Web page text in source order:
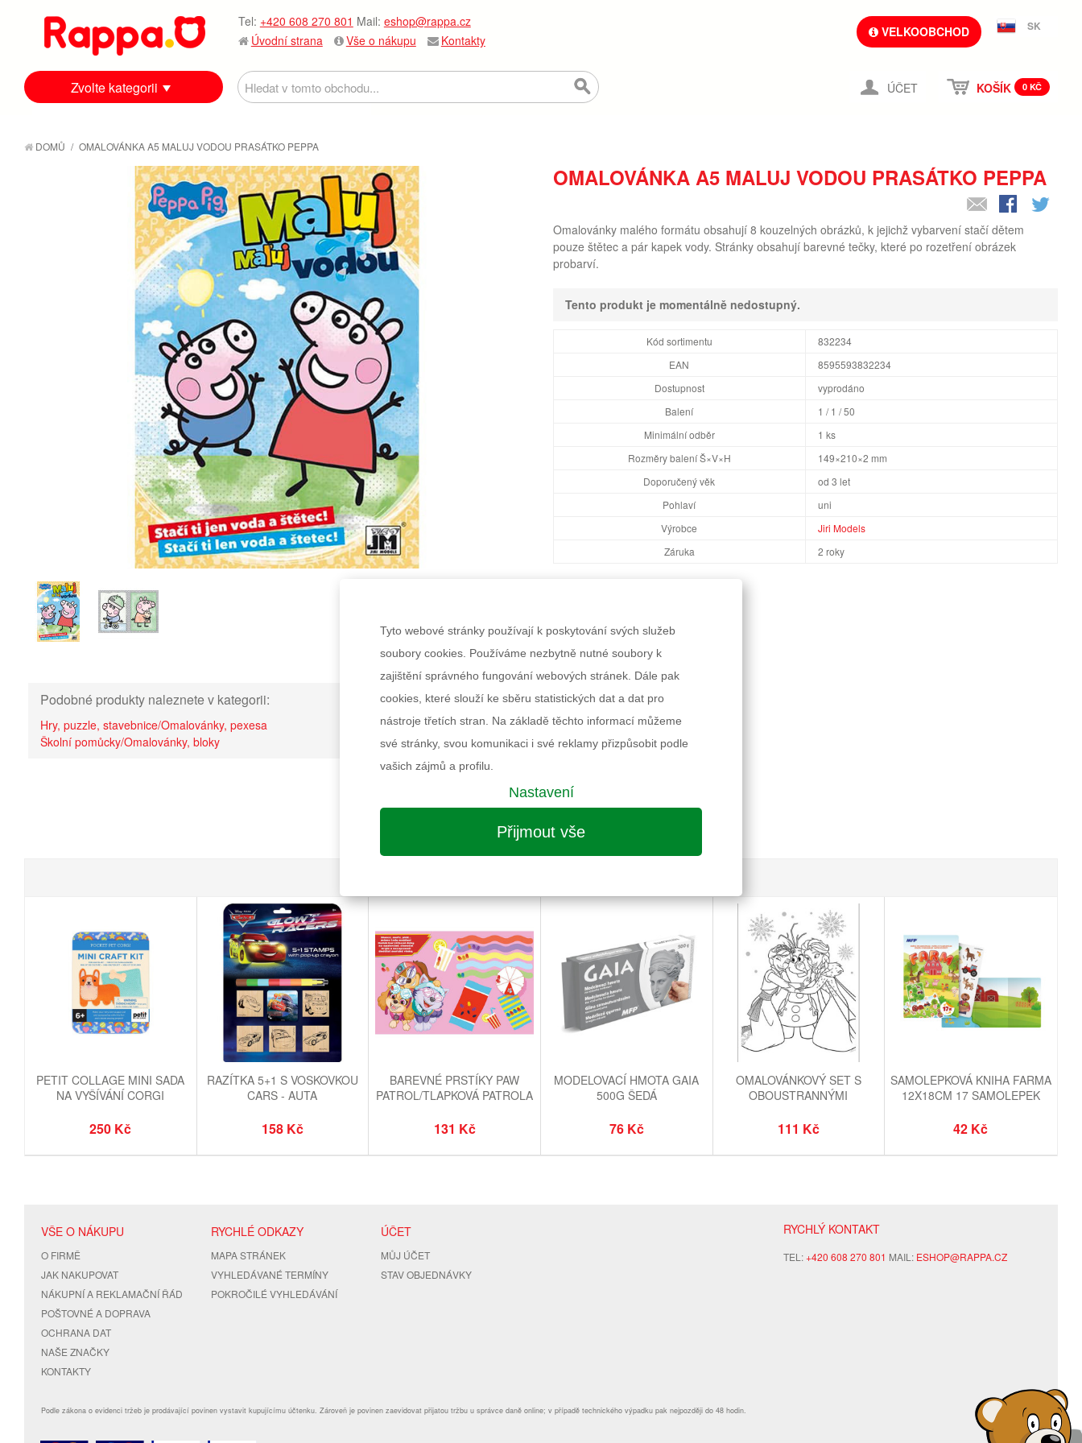
Tel: +420 608 270 801 Mail: eshop@rappa.cz
Úvodní strana
Vše o nákupu Kontakty
VELKOOBCHOD SK
ÚČET KOŠÍK 0 KČ
Zvolte kategorii
DOMŮ / OMALOVÁNKA A5 MALUJ VODOU PRASÁTKO PEPPA
Podobné produkty naleznete v kategorii:
Hry, puzzle, stavebnice/Omalovánky, pexesa
Školní pomůcky/Omalovánky, bloky
OMALOVÁNKA A5 MALUJ VODOU PRASÁTKO PEPPA
Omalovánky malého formátu obsahují 8 kouzelných obrázků, k jejichž vybarvení stačí dětem
pouze štětec a pár kapek vody. Stránky obsahují barevné tečky, které po rozetření obrázek
probarví.
Tento produkt je momentálně nedostupný.
Kód sortimentu
832234
EAN
8595593832234
Dostupnost
vyprodáno
Balení
1 / 1 / 50
Minimální odběr
1 ks
Rozměry balení Š×V×H
149×210×2 mm
Doporučený věk
od 3 let
Pohlaví
uni
Výrobce
Jiri Models
Záruka
2 roky
PETIT COLLAGE MINI SADA
NA VYŠÍVÁNÍ CORGI
250 Kč
RAZÍTKA 5+1 S VOSKOVKOU
CARS - AUTA
158 Kč
BAREVNÉ PRSTÍKY PAW
PATROL/TLAPKOVÁ PATROLA
131 Kč
MODELOVACÍ HMOTA GAIA
500G ŠEDÁ
76 Kč
OMALOVÁNKOVÝ SET S
OBOUSTRANNÝMI
LEDOVÉ KRÁLOVSTVÍ
111 Kč
SAMOLEPKOVÁ KNIHA FARMA
12X18CM 17 SAMOLEPEK
42 Kč
RYCHLÝ KONTAKT
TEL:+420 608 270 801 MAIL: ESHOP@RAPPA.CZ
VŠE O NÁKUPU
O FIRMĚ
JAK NAKUPOVAT
NÁKUPNÍ A REKLAMAČNÍ ŘÁD
POŠTOVNÉ A DOPRAVA
OCHRANA DAT
NAŠE ZNAČKY
KONTAKTY
RYCHLÉ ODKAZY
MAPA STRÁNEK
VYHLEDÁVANÉ TERMÍNY
POKROČILÉ VYHLEDÁVÁNÍ
ÚČET
MŮJ ÚČET
STAV OBJEDNÁVKY
Podle zákona o evidenci tržeb je prodávající povinen vystavit kupujícímu účtenku. Zároveň je povinen zaevidovat přijatou tržbu u správce daně online; v případě technického výpadku pak nejpozději do 48 hodin.
Tyto webové stránky používají k poskytování svých služeb
soubory cookies. Používáme nezbytně nutné soubory k
zajištění správného fungování webových stránek. Dále pak
cookies, které slouží ke sběru statistických dat a dat pro
nástroje třetích stran. Na základě těchto informací můžeme
své stránky, svou komunikaci i své reklamy přizpůsobit podle
vašich zájmů a profilu.
Nastavení
Přijmout vše